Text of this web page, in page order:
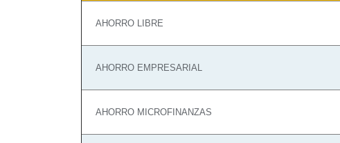
AHORRO LIBRE
AHORRO EMPRESARIAL
AHORRO MICROFINANZAS